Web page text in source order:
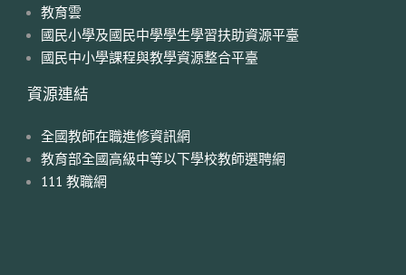
教育雲
國民小學及國民中學學生學習扶助資源平臺
國民中小學課程與教學資源整合平臺
資源連結
全國教師在職進修資訊網
教育部全國高級中等以下學校教師選聘網
111 教職網